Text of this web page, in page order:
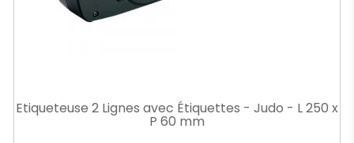
Etiqueteuse 2 Lignes avec Étiquettes - Judo - L 250 x
P 60 mm